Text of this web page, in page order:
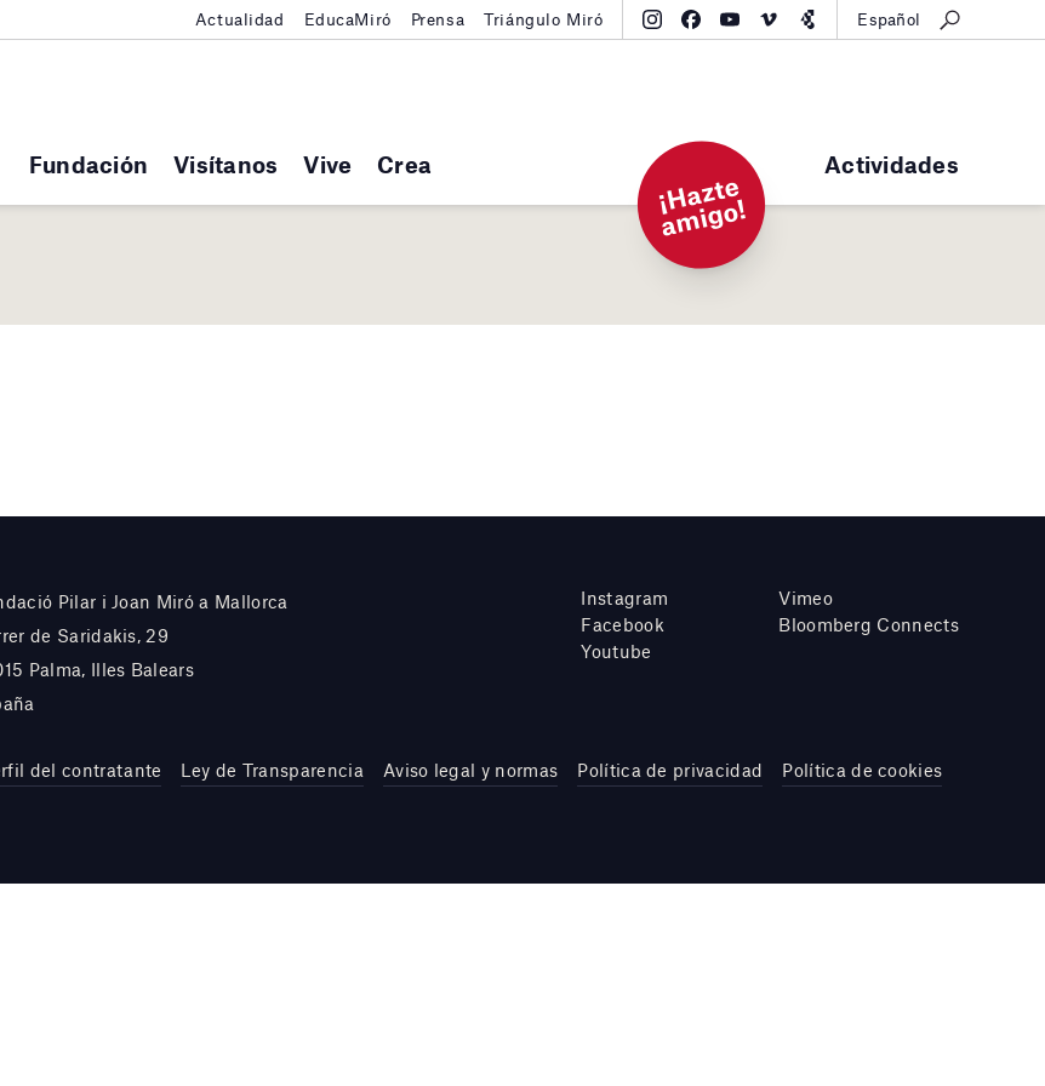
Fundación Visítanos Vive Crea Actividades
Actualidad EducaMiró Prensa Triángulo Miró Español
¡
H
a
zt
e
a
mi
g
o!
Pilar i Joan Miró a Mallorca
de Saridakis, 29
Palma, Illes Balears
Instagram
Facebook
Youtube
Vimeo
Bloomberg Connects
del contratante Ley de Transparencia Aviso legal y normas Política de privacidad Política de cookies